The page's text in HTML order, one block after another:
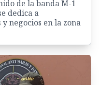
de la banda M-1
dedica a
negocios en la zona